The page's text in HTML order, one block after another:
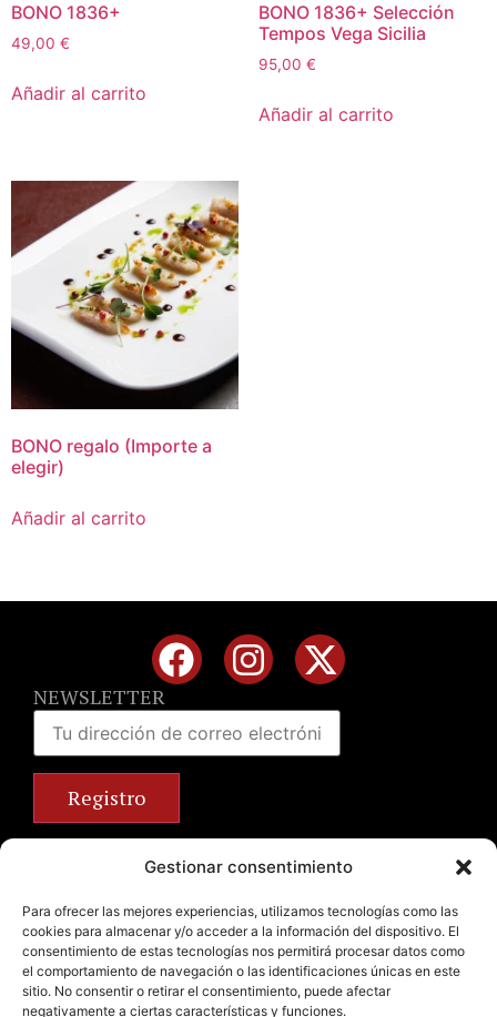
Gestionar consentimiento
Para ofrecer las mejores experiencias, utilizamos tecnologías como las
cookies para almacenar y/o acceder a la información del dispositivo. El
consentimiento de estas tecnologías nos permitirá procesar datos como
el comportamiento de navegación o las identificaciones únicas en este
sitio. No consentir o retirar el consentimiento, puede afectar
negativamente a ciertas características y funciones.
BONO 1836+
49,00 €
Añadir al carrito
BONO 1836+ Selección
Tempos Vega Sicilia
95,00 €
Añadir al carrito
BONO regalo (Importe a
elegir)
Añadir al carrito
NEWSLETTER
+34 963 672 314
info@emilianobodega.com
Parking gratuito